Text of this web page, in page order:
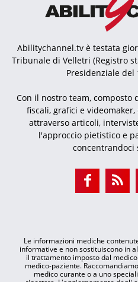
Abilitychannel.tv è testata
Tribunale di Velletri (Registro
Presidenziale del
Con il nostro team, composto
fiscali, grafici e
attraverso articoli,
l'approccio pietistico e
concentrandoci
Le informazioni mediche
informative e non sostituiscono in
il trattamento imposto dal
medico-paziente.
medico curante o a uno